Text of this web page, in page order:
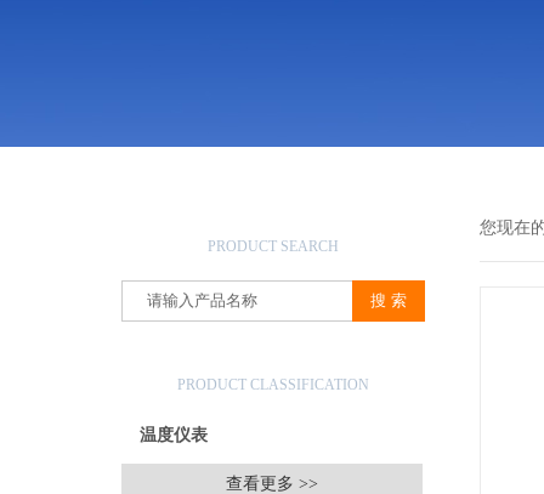
PRODUCT SEARCH
PRODUCT CLASSIFICATION
温度仪表
查看更多 >>
您现在